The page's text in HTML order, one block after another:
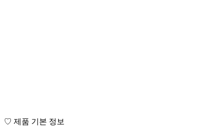
♡ 제품 기본 정보